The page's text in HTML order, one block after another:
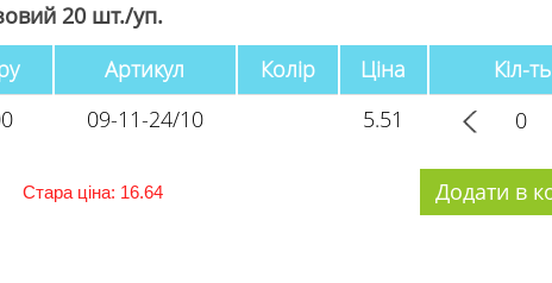
20 шт./уп.
Артикул Колір Ціна
Кіл-ть
09-11-24/10 5.51
Стара ціна: 16.64